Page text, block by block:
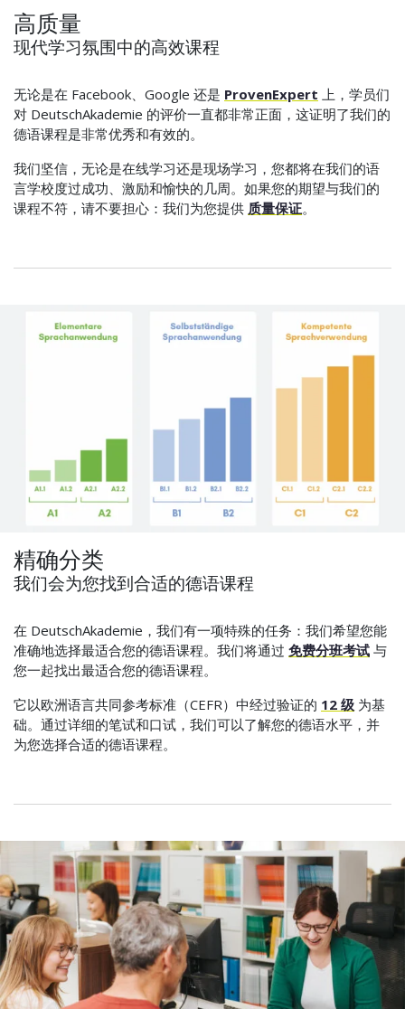
高质量
现代学习氛围中的高效课程
无论是在 Facebook、Google 还是 ProvenExpert 上，学员们
对 DeutschAkademie 的评价一直都非常正面，这证明了我们的
德语课程是非常优秀和有效的。
我们坚信，无论是在线学习还是现场学习，您都将在我们的语
言学校度过成功、激励和愉快的几周。如果您的期望与我们的
课程不符，请不要担心：我们为您提供 质量保证。
精确分类
我们会为您找到合适的德语课程
在 DeutschAkademie，我们有一项特殊的任务：我们希望您能
准确地选择最适合您的德语课程。我们将通过 免费分班考试 与
您一起找出最适合您的德语课程。
它以欧洲语言共同参考标准（CEFR）中经过验证的 12 级 为基
础。通过详细的笔试和口试，我们可以了解您的德语水平，并
为您选择合适的德语课程。